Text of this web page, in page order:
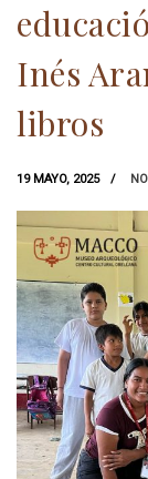
Inés
libros
19 MAYO, 2025